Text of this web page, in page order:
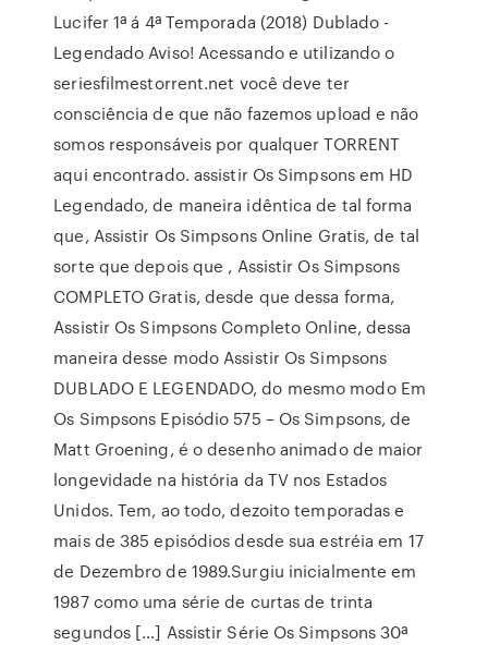
Lucifer 1ª á 4ª Temporada (2018) Dublado -
Legendado Aviso! Acessando e utilizando o
seriesfilmestorrent.net você deve ter
consciência de que não fazemos upload e não
somos responsáveis por qualquer TORRENT
aqui encontrado. assistir Os Simpsons em HD
Legendado, de maneira idêntica de tal forma
que, Assistir Os Simpsons Online Gratis, de tal
sorte que depois que , Assistir Os Simpsons
COMPLETO Gratis, desde que dessa forma,
Assistir Os Simpsons Completo Online, dessa
maneira desse modo Assistir Os Simpsons
DUBLADO E LEGENDADO, do mesmo modo Em
Os Simpsons Episódio 575 – Os Simpsons, de
Matt Groening, é o desenho animado de maior
longevidade na história da TV nos Estados
Unidos. Tem, ao todo, dezoito temporadas e
mais de 385 episódios desde sua estréia em 17
de Dezembro de 1989.Surgiu inicialmente em
1987 como uma série de curtas de trinta
segundos […] Assistir Série Os Simpsons 30ª